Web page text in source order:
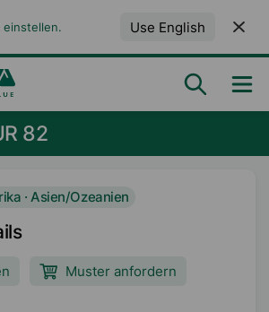
einstellen. Use English
82
· Asien/Ozeanien
Muster anfordern